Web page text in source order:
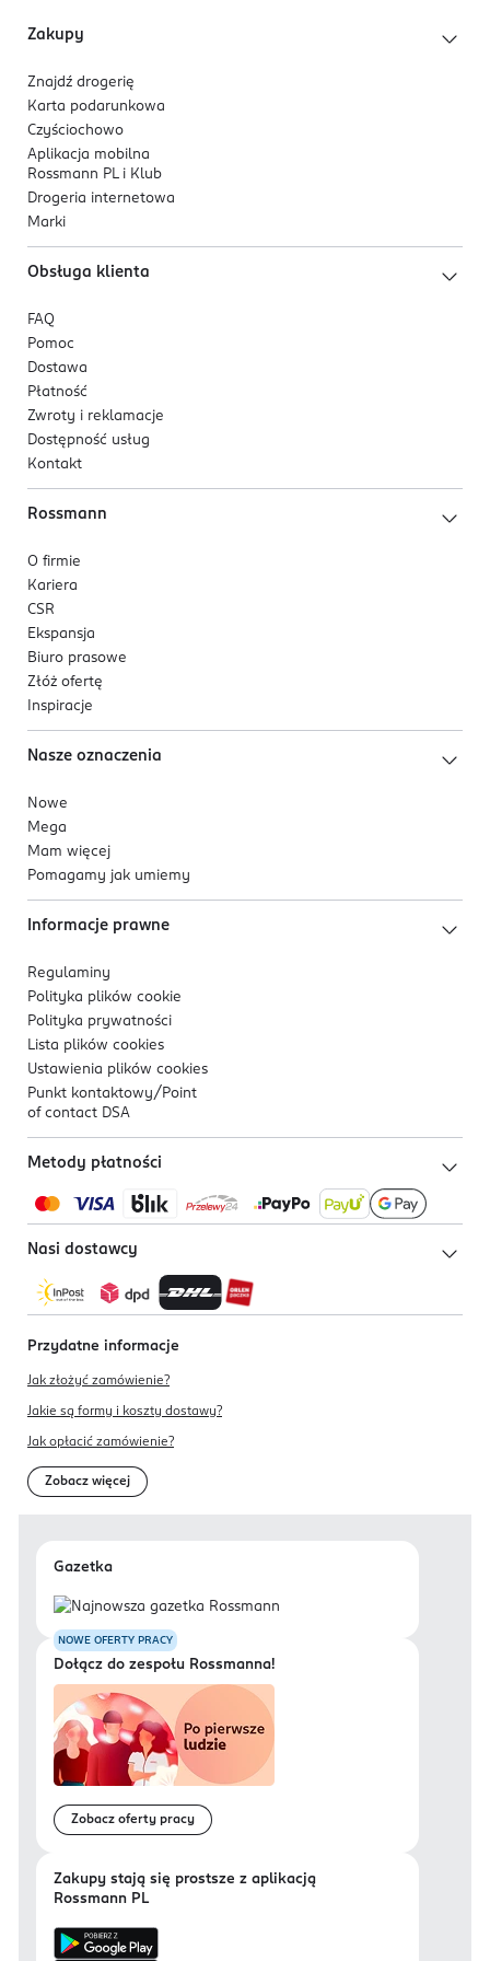
Zakupy
Znajdź drogerię
Karta podarunkowa
Czyściochowo
Aplikacja mobilna
Rossmann PL i Klub
Drogeria internetowa
Marki
Obsługa klienta
FAQ
Pomoc
Dostawa
Płatność
Zwroty i reklamacje
Dostępność usług
Kontakt
Rossmann
O firmie
Kariera
CSR
Ekspansja
Biuro prasowe
Złóż ofertę
Inspiracje
Nasze oznaczenia
Nowe
Mega
Mam więcej
Pomagamy jak umiemy
Informacje prawne
Regulaminy
Polityka plików cookie
Polityka prywatności
Lista plików cookies
Ustawienia plików cookies
Punkt kontaktowy/ Point
of contact DSA
Metody płatności
Nasi dostawcy
Przydatne informacje
Jak złożyć zamówienie?
Jakie są formy i koszty dostawy?
Jak opłacić zamówienie?
Zobacz więcej
Gazetka
NOWE OFERTY PRACY
Dołącz do zespołu Rossmanna!
Zobacz oferty pracy
Zakupy stają się prostsze z aplikacją
Rossmann PL